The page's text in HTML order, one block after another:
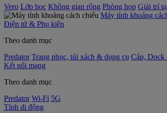
Vero Lớp học Không gian rộng Phòng họp Giải trí
Máy tính khoảng
Điện tử & Phụ kiện
Theo danh mục
Predator Trang phục, túi xách & dụng cụ Cáp, Dock
Kết nối mạng
Theo danh mục
Predator Wi-Fi 5G
Tính di động